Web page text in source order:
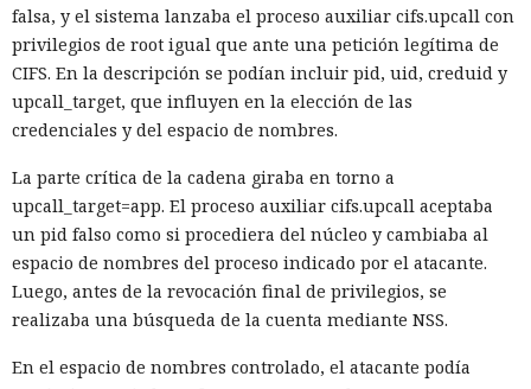
falsa, y el sistema lanzaba el proceso auxiliar cifs.upcall con
privilegios de root igual que ante una petición legítima de
CIFS. En la descripción se podían incluir pid, uid, creduid y
upcall_target, que influyen en la elección de las
credenciales y del espacio de nombres.
La parte crítica de la cadena giraba en torno a
upcall_target=app. El proceso auxiliar cifs.upcall aceptaba
un pid falso como si procediera del núcleo y cambiaba al
espacio de nombres del proceso indicado por el atacante.
Luego, antes de la revocación final de privilegios, se
realizaba una búsqueda de la cuenta mediante NSS.
En el espacio de nombres controlado, el atacante podía